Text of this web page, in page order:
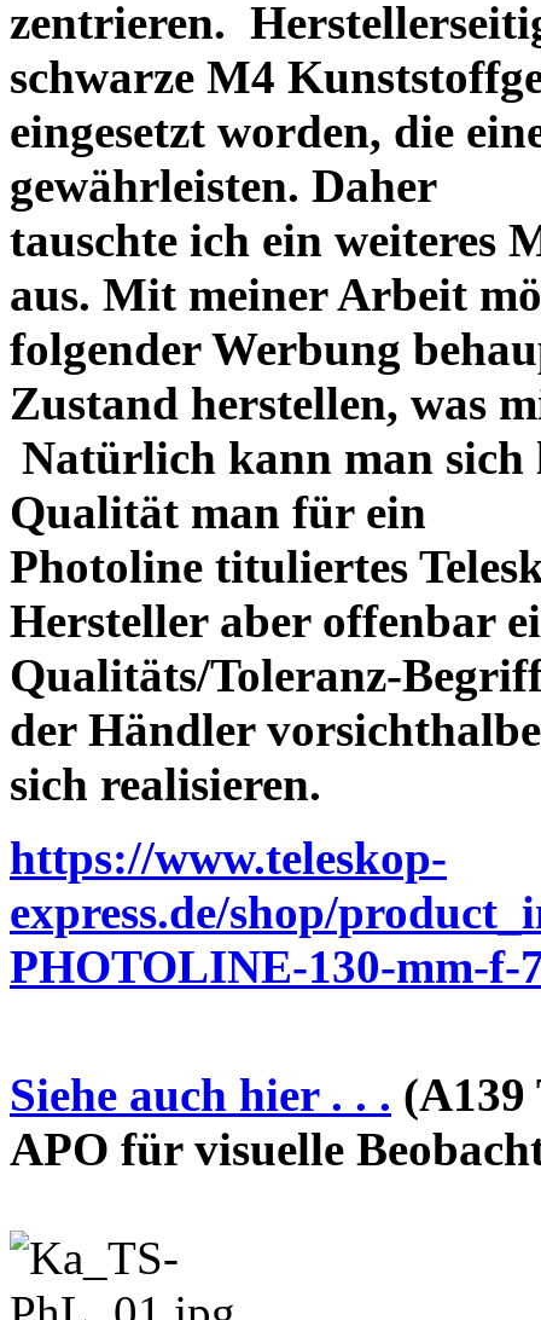
zentrieren.
schwarze M4
eingesetzt worden, die
gewährleisten. Daher
tauschte ich ein weiteres
aus. Mit meiner Arbeit
folgender Werbung
Zustand herstellen, was
Natürlich kann man sich
Qualität man für ein
Photoline tituliertes
Hersteller aber offenbar
Qualitäts/Toleranz-
der Händler
sich realisieren.
https://www.teleskop-
express.de/shop/
PHOTOLINE-130-mm-f-
Siehe auch hier . . . (A139
APO für visuelle